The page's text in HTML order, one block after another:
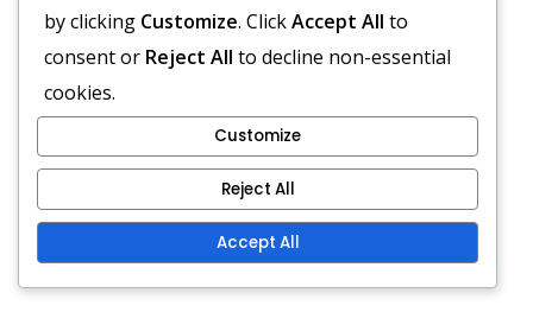
Save my name, email, and website in
this browser for the next time I comment.
by clicking Customize. ClickAccept All to
consent or Reject All to decline non-essential
cookies.
Customize
Reject All
Accept All